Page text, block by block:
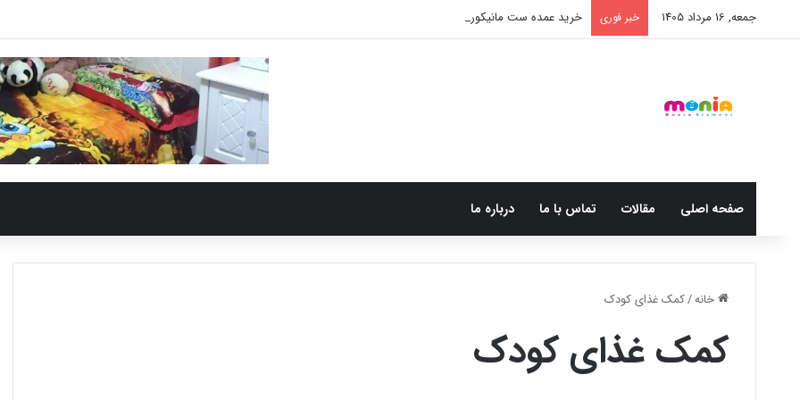
جمعه, 16 مرداد 1405 خبر فوری خرید عمده ست مانیکور نوزاد خارجی
صفحه اصلی مقالات تماس با ما درباره ما
خانه/کمک غذای کودک
کمک غذای کودک